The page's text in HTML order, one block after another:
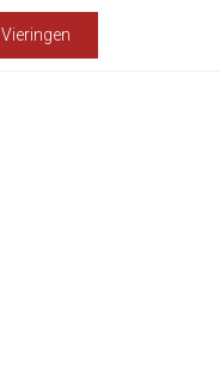
Vieringen